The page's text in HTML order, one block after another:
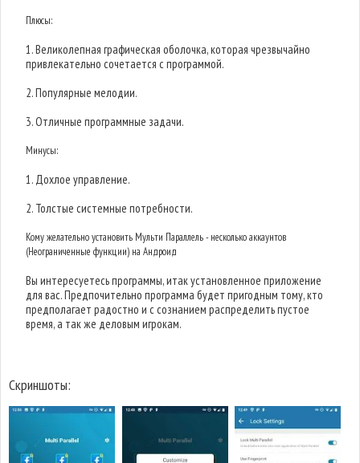
Плюсы:
1. Великолепная графическая оболочка, которая чрезвычайно
привлекательно сочетается с программой.
2. Популярные мелодии.
3. Отличные программные задачи.
Минусы:
1. Дохлое управление.
2. Толстые системные потребности.
Кому желательно установить Мульти Параллель - несколько аккаунтов
(Неограниченные функции) на Андроид
Вы интересуетесь программы, итак установленное приложение
для вас. Предпочительно программа будет пригодным тому, кто
предполагает радостно и с сознанием распределить пустое
время, а так же деловым игрокам.
Скриншоты: